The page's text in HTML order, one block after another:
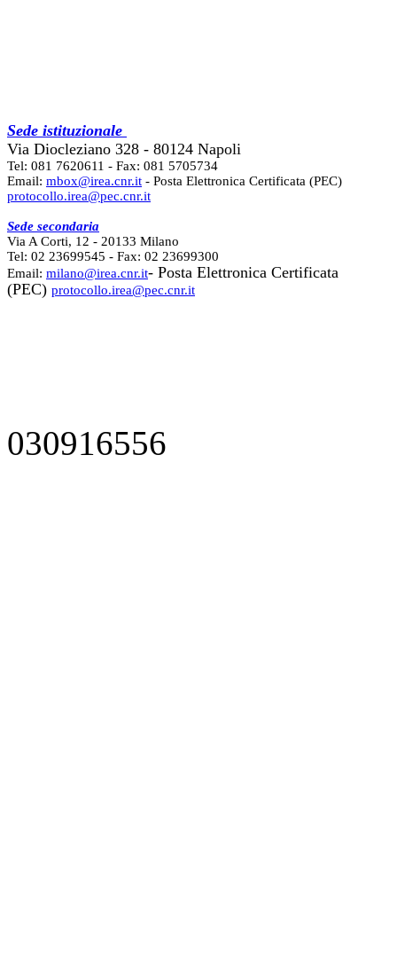
Sede istituzionale
Via Diocleziano 328 - 80124 Napoli
Tel: 081 7620611 - Fax: 081 5705734
Email: mbox@irea.cnr.it - Posta Elettronica Certificata (PEC)
protocollo.irea@pec.cnr.it
Sede secondaria
Via A Corti, 12 - 20133 Milano
Tel: 02 23699545 - Fax: 02 23699300
Email: milano@irea.cnr.it- Posta Elettronica Certificata
(PEC) protocollo.irea@pec.cnr.it
030916556